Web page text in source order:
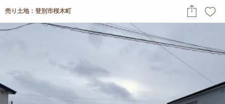
売り土地：登別市桜木町